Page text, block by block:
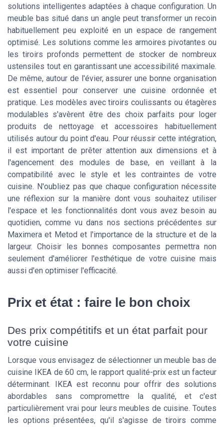
solutions intelligentes adaptées à chaque configuration. Un
meuble bas situé dans un angle peut transformer un recoin
habituellement peu exploité en un espace de rangement
optimisé. Les solutions comme les armoires pivotantes ou
les tiroirs profonds permettent de stocker de nombreux
ustensiles tout en garantissant une accessibilité maximale.
De même, autour de l'évier, assurer une bonne organisation
est essentiel pour conserver une cuisine ordonnée et
pratique. Les modèles avec tiroirs coulissants ou étagères
modulables s'avèrent être des choix parfaits pour loger
produits de nettoyage et accessoires habituellement
utilisés autour du point d'eau. Pour réussir cette intégration,
il est important de prêter attention aux dimensions et à
l'agencement des modules de base, en veillant à la
compatibilité avec le style et les contraintes de votre
cuisine. N'oubliez pas que chaque configuration nécessite
une réflexion sur la manière dont vous souhaitez utiliser
l'espace et les fonctionnalités dont vous avez besoin au
quotidien, comme vu dans nos sections précédentes sur
Maximera et Metod et l'importance de la structure et de la
largeur. Choisir les bonnes composantes permettra non
seulement d'améliorer l'esthétique de votre cuisine mais
aussi d'en optimiser l'efficacité.
Prix et état : faire le bon choix
Des prix compétitifs et un état parfait pour
votre cuisine
Lorsque vous envisagez de sélectionner un meuble bas de
cuisine IKEA de 60 cm, le rapport qualité-prix est un facteur
déterminant. IKEA est reconnu pour offrir des solutions
abordables sans compromettre la qualité, et c'est
particulièrement vrai pour leurs meubles de cuisine. Toutes
les options présentées, qu'il s'agisse de tiroirs comme